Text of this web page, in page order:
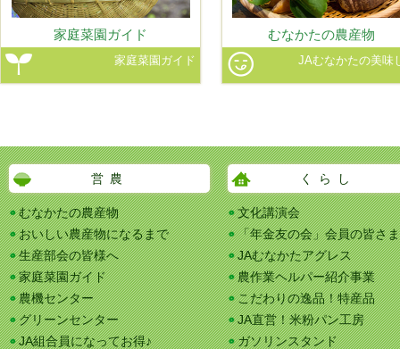
家庭菜園ガイド
家庭菜園ガイド
むなかたの農産物
JAむなかたの美味
営農
むなかたの農産物
おいしい農産物になるまで
生産部会の皆様へ
家庭菜園ガイド
農機センター
グリーンセンター
JA組合員になってお得♪
くらし
文化講演会
「年金友の会」会員の皆さ
JAむなかたアグレス
農作業ヘルパー紹介事業
こだわりの逸品！特産品
JA直営！米粉パン工房
ガソリンスタンド